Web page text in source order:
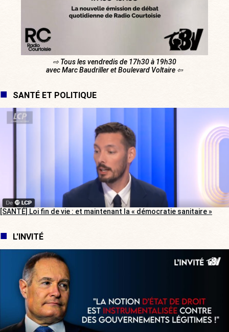
⇨ Tous les vendredis de 17h30 à 19h30
avec Marc Baudriller et Boulevard Voltaire ⇦
SANTÉ ET POLITIQUE
[SANTÉ] Loi fin de vie : et maintenant la « démocratie sanitaire »
L'INVITÉ